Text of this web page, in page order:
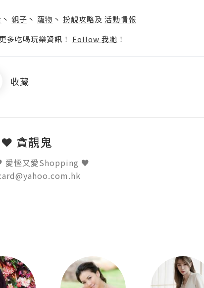
丶 親子 丶 寵物 丶 扮靚攻略及 活動情報
吃喝玩樂資訊！ Follow 我哋 ！
收藏
貪靚鬼
愛慳又愛Shopping ♥